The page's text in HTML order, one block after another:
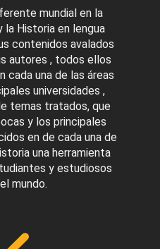
mundial en la
la Historia en lengua
contenidos avalados
autores , todos ellos
cada una de las áreas
universidades ,
temas tratados, que
y los principales
en de cada una de
una herramienta
y estudiosos
mundo.